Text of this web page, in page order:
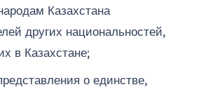
Казахстана
других национальностей,
в Казахстане;
о единстве,